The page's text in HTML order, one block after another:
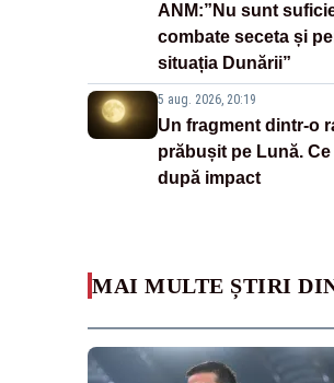
ANM:”Nu sunt
combate seceta și
situația Dunării”
5 aug. 2026, 20:19
Un fragment dintr-o
prăbușit pe Lună.
după impact
MAI MULTE ȘTIRI